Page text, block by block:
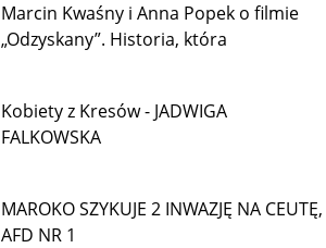
Marcin Kwaśny i Anna Popek o filmie
„Odzyskany”. Historia, która
Kobiety z Kresów - JADWIGA
FALKOWSKA
MAROKO SZYKUJE 2 INWAZJĘ NA CEUTĘ,
AFD NR 1